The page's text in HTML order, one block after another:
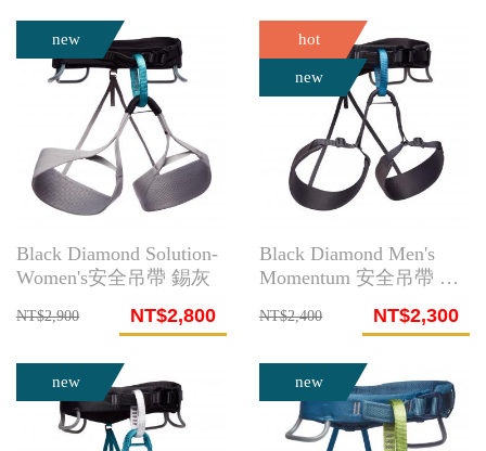
new
Black Diamond Solution-
Women's安全吊帶 錫灰
NT$2,900 NT$2,800
hot
new
Black Diamond Men's
Momentum 安全吊帶 黑
NT$2,400 NT$2,300
new new